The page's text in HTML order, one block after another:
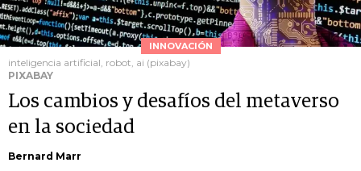
INNOVACIÓN
inteligencia artificial, robot, ai (pixabay)
PIXABAY
Los cambios y desafíos del metaverso
en la sociedad
Bernard Marr